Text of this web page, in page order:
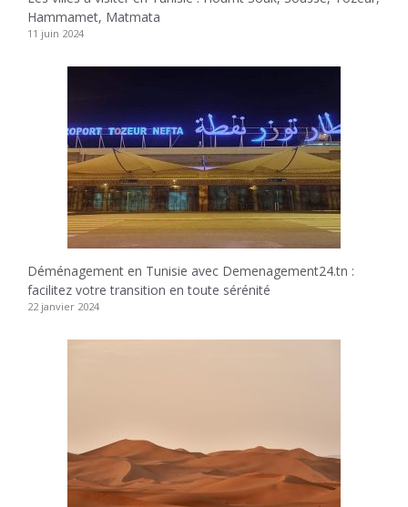
Hammamet, Matmata
11 juin 2024
Déménagement en Tunisie avec Demenagement24.tn :
facilitez votre transition en toute sérénité
22 janvier 2024